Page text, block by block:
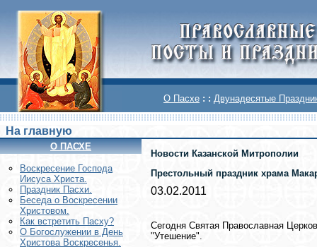
О Пасхе : : Двунадесятые
На главную
О ПАСХЕ
Воскреcение Господа
Иисуса Христа.
Праздник Пасхи.
Беседа о Воскресении
Христовом.
Как встретить Пасху?
О Богослужении в День
Христова Воскресенья.
Новости Казанской Митрополии
Престольный праздник храма
03.02.2011
Сегодня Святая Православная
"Утешение".